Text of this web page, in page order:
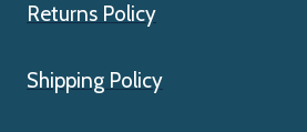
Returns Policy
Shipping Policy